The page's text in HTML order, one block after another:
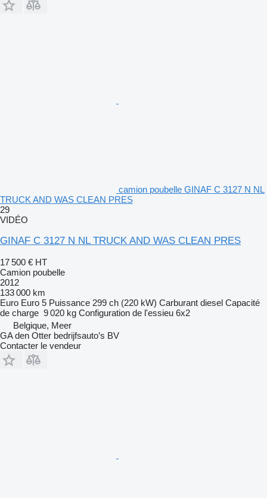
camion poubelle GINAF C 3127 N NL
TRUCK AND WAS CLEAN PRES
29
VIDÉO
GINAF C 3127 N NL TRUCK AND WAS CLEAN PRES
17 500 € HT
Camion poubelle
2012
133 000 km
Euro Euro 5 Puissance 299 ch (220 kW) Carburant diesel Capacité
de charge 9 020 kg Configuration de l'essieu 6x2
Belgique, Meer
GA den Otter bedrijfsauto’s BV
Contacter le vendeur